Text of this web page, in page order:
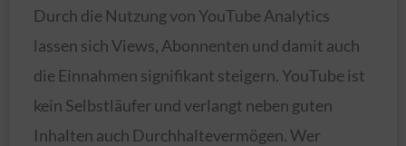
Durch die Nutzung von YouTube Analytics
lassen sich Views, Abonnenten und damit auch
die Einnahmen signifikant steigern. YouTube ist
kein Selbstläufer und verlangt neben guten
Inhalten auch Durchhaltevermögen. Wer